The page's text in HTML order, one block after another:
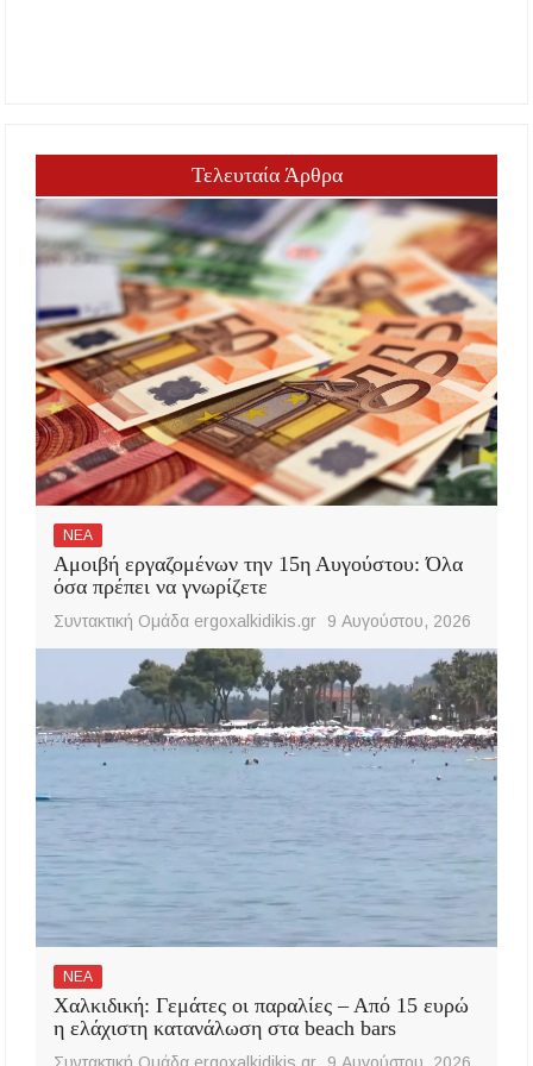
Τελευταία Άρθρα
ΝΕΑ
Αμοιβή εργαζομένων την 15η Αυγούστου: Όλα
όσα πρέπει να γνωρίζετε
Συντακτική Ομάδα ergoxalkidikis.gr 9 Αυγούστου, 2026
ΝΕΑ
Χαλκιδική: Γεμάτες οι παραλίες – Από 15 ευρώ
η ελάχιστη κατανάλωση στα beach bars
Συντακτική Ομάδα ergoxalkidikis.gr 9 Αυγούστου, 2026